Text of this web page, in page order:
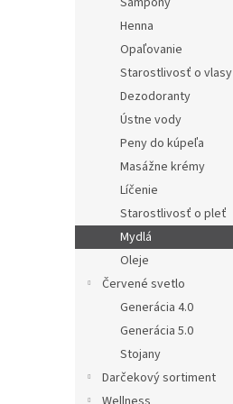
Henna
Opaľovanie
Starostlivosť o vlasy
Dezodoranty
Ústne vody
Peny do kúpeľa
Masážne krémy
Líčenie
Starostlivosť o pleť
Mydlá
Oleje
Červené svetlo
Generácia 4.0
Generácia 5.0
Stojany
Darčekový sortiment